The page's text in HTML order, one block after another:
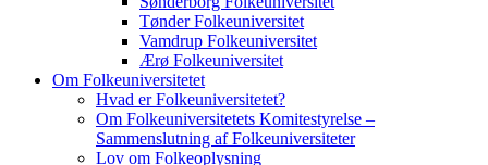
Tønder Folkeuniversitet
Vamdrup Folkeuniversitet
Ærø Folkeuniversitet
Om Folkeuniversitetet
Hvad er Folkeuniversitetet?
Om Folkeuniversitetets Komitestyrelse –
Sammenslutning af Folkeuniversiteter
Lov om Folkeoplysning